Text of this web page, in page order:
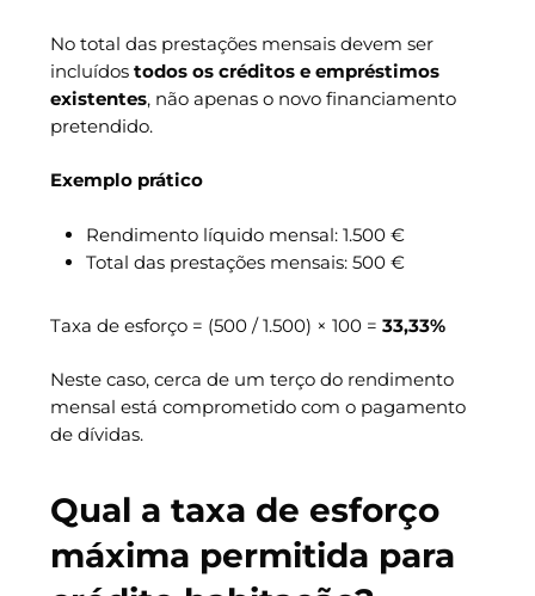
No total das prestações mensais devem ser
incluídos todos os créditos e empréstimos
existentes, não apenas o novo financiamento
pretendido.
Exemplo prático
Rendimento líquido mensal: 1.500 €
Total das prestações mensais: 500 €
Taxa de esforço = (500 / 1.500) × 100 = 33,33%
Neste caso, cerca de um terço do rendimento
mensal está comprometido com o pagamento
de dívidas.
Qual a taxa de esforço
máxima permitida para